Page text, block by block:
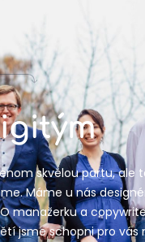
skvělou partu, ale
Máme u nás
manažerku a
jsme schopni pro vás